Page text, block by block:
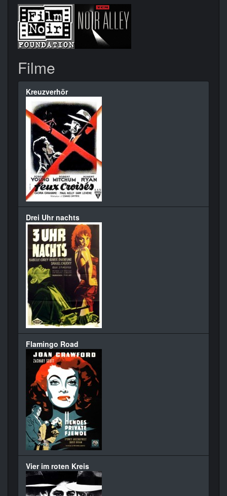
Filme
Kreuzverhör
Drei Uhr nachts
Flamingo Road
Vier im roten Kreis